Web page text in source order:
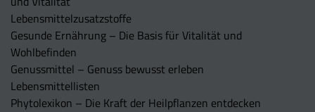
Lebensmittelzusatzstoffe
Gesunde Ernährung – Die Basis für Vitalität und
Wohlbefinden
Genussmittel – Genuss bewusst erleben
Lebensmittellisten
Phytolexikon – Die Kraft der Heilpflanzen entdecken